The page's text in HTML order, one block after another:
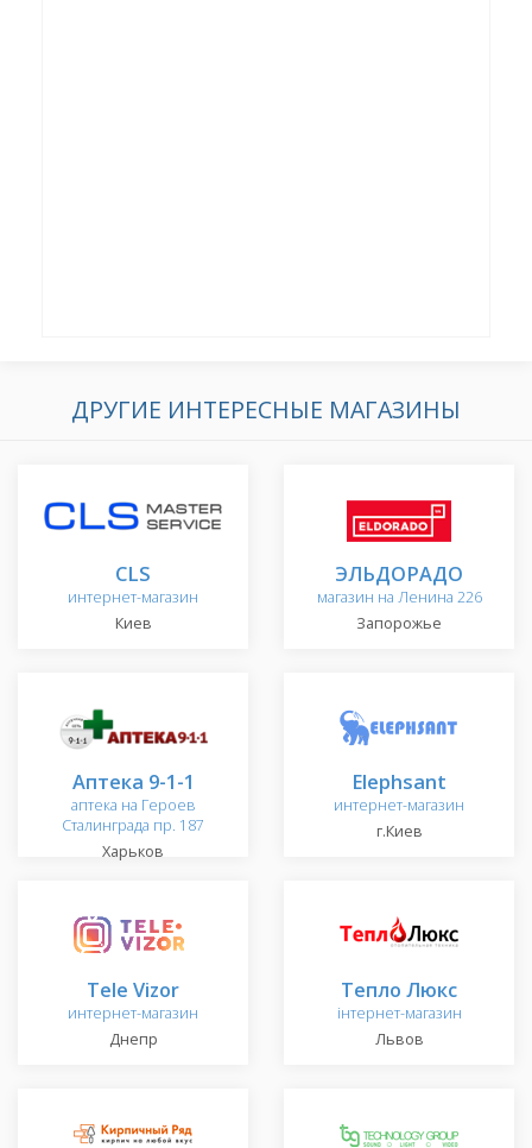
ДРУГИЕ ИНТЕРЕСНЫЕ МАГАЗИНЫ
CLS
интернет-магазин
Киев
ЭЛЬДОРАДО
магазин на Ленина 226
Запорожье
Аптека 9-1-1
аптека на Героев
Сталинграда пр. 187
Харьков
Elephsant
интернет-магазин
г.Киев
Tele Vizor
интернет-магазин
Днепр
Тепло Люкс
інтернет-магазин
Львов